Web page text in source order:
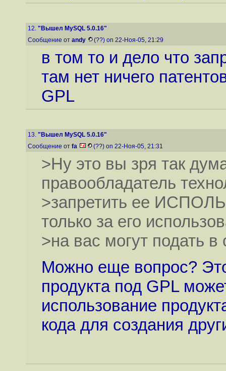
12. "Вышел MySQL 5.0.16"
Сообщение от andy (??) on 22-Ноя-05, 21:29
в том то и дело что
там нет ничего
GPL
13. "Вышел MySQL 5.0.16"
Сообщение от fa (??) on 22-Ноя-05, 21:31
>Ну это вы зря так
правообладатель
>запретить ее
только за его
>на вас могут подать в
Можно еще вопрос?
продукта под GPL
использование
кода для создания